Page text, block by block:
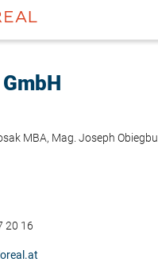
MBA, Mag. Joseph Obiegbu
20 16